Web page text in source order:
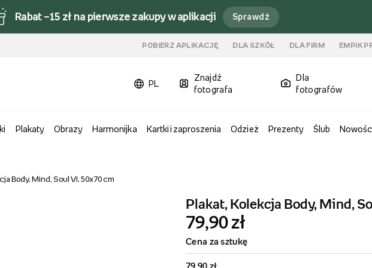
Rabat –15 zł na pierwsze zakupy w aplikacji Sprawdź
POBIERZ APLIKACJĘ DLA SZKÓŁ DLA FIRM EMPIK
PL
Znajdź
fotografa
Dla
fotografów
Plakaty Obrazy Harmonijka Kartki i zaproszenia Odzież Prezenty Ślub
Body, Mind, Soul VI, 50x70 cm